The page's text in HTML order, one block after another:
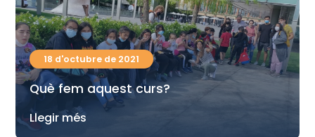
Què fem aquest curs?
18 d'octubre de 2021
Llegir més